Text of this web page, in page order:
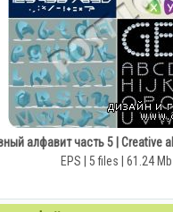
алфавит часть 5 | Creative
EPS | 5 files | 61.24 Mb